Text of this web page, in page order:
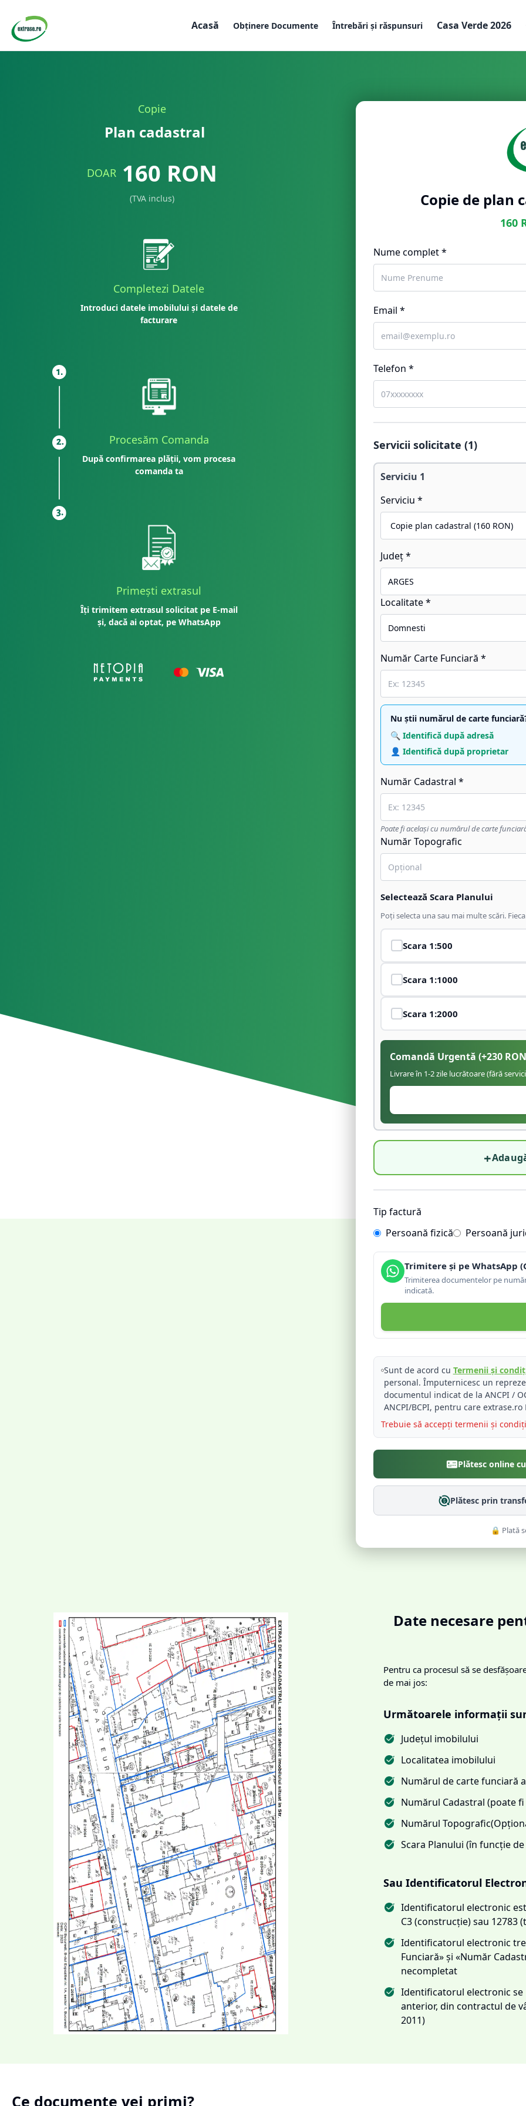
Acasă Obținere Documente Întrebări și răspunsuri Casa Verde 2026
Copie
Plan cadastral
DOAR 160 RON
(TVA inclus)
Completezi Datele
Introduci datele imobilului și datele de
facturare
Procesăm Comanda
După confirmarea plății, vom procesa
comanda ta
Primești extrasul
Îți trimitem extrasul solicitat pe E-mail
și, dacă ai optat, pe WhatsApp
Copie de plan
160
Nume complet *
Email *
Telefon *
Servicii solicitate (1)
Serviciu 1
Serviciu *
Județ *
Localitate *
Număr Carte Funciară *
Nu știi numărul de carte
🔍 Identifică după adresă
👤 Identifică după proprietar
Număr Cadastral *
Poate fi același cu numărul de carte
Număr Topografic
Selectează Scara Planului
Poți selecta una sau mai multe scări.
Scara 1:500
Scara 1:1000
Scara 1:2000
Comandă Urgentă (+230
Livrare în 1-2 zile lucrătoare (fără
+
Tip factură
Persoană fizică
Persoană
Trimitere și pe WhatsApp
Trimiterea documentelor pe
indicată.
Sunt de acord cu Termenii și
personal. Împuternicesc un
documentul indicat de la ANCPI /
ANCPI/BCPI, pentru care
Trebuie să accepți termenii și
Plătesc online
Plătesc prin
🔒 Plată
Date necesare
Pentru ca procesul să se
de mai jos:
Următoarele informații
Județul imobilului
Localitatea imobilului
Numărul de carte funciară
Numărul Cadastral (poate
Numărul
Scara Planului (în funcție
Sau Identificatorul
Identificatorul electronic
C3 (construcție) sau 12783
Identificatorul electronic
Funciară» și «Număr
necompletat
Identificatorul electronic
anterior, din contractul de
2011)
Ce documente vei primi?